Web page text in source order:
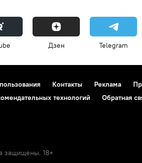
Дзен Telegram
Контакты Реклама
технологий
Обратная
защищены. 18+